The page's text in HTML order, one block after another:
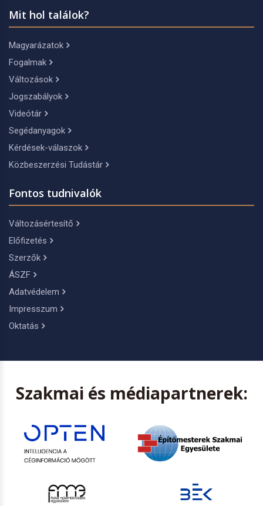
Mit hol találok?
Magyarázatok
Fogalmak
Változások
Jogszabályok
Videótár
Segédanyagok
Kérdések-válaszok
Közbeszerzési Tudástár
Fontos tudnivalók
Változásértesítő
Előfizetés
Szerzők
ÁSZF
Adatvédelem
Impresszum
Oktatás
Szakmai és médiapartnerek: